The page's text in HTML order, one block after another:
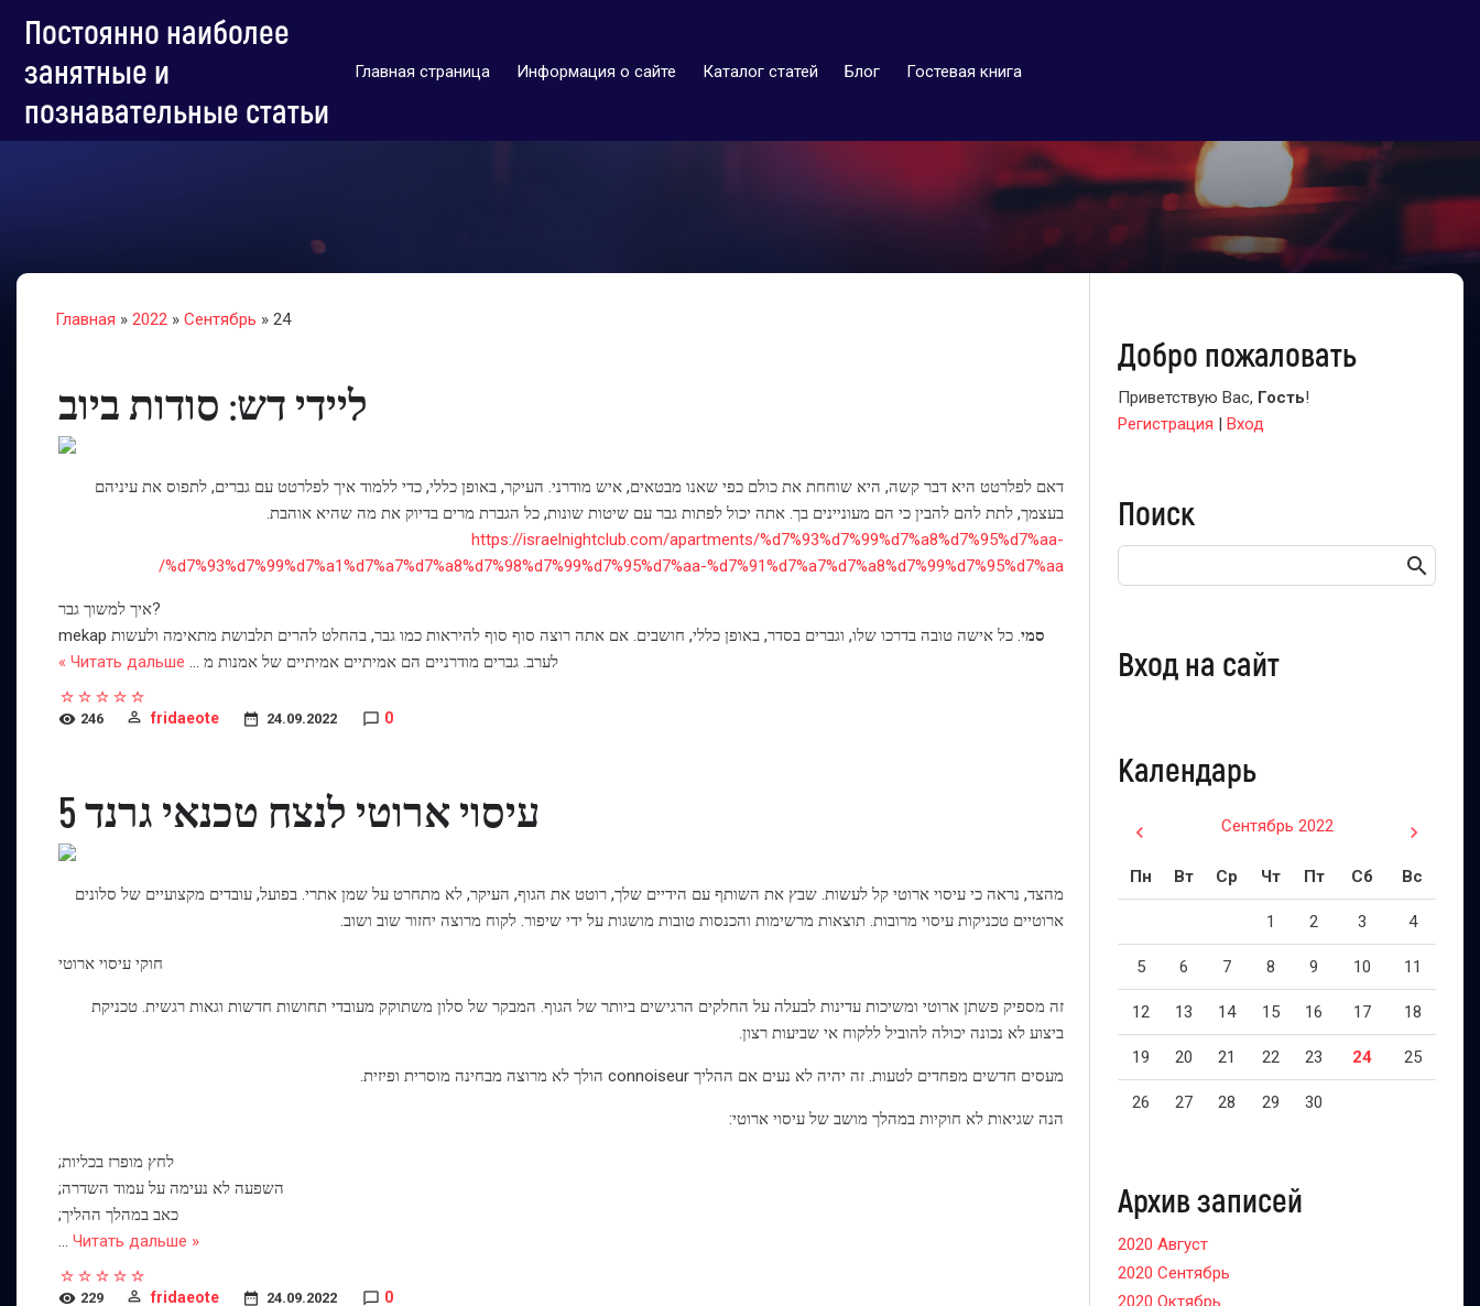
Постоянно наиболее
занятные и
познавательные статьи
Главная страница Информация о сайте Каталог статей Блог Гостевая книга
Главная » 2022 » Сентябрь » 24
ליידי דש: סודות ביוב
דאם לפלרטט היא דבר קשה, היא שוחחת את כולם כפי שאנו מבטאים, איש מודרני. העיקר, באופן כללי, כדי ללמוד איך לפלרטט עם גברים, לתפוס את עיניהם
בעצמך, לתת להם להבין כי הם מעוניינים בך. אתה יכול לפתות גבר עם שיטות שונות, כל הגברת מרים בדיוק את מה שהיא אוהבת.
https://israelnightclub.com/apartments/%d7%93%d7%99%d7%a8%d7%95%d7%aa-
%d7%93%d7%99%d7%a1%d7%a7%d7%a8%d7%98%d7%99%d7%95%d7%aa-%d7%91%d7%a7%d7%a8%d7%99%d7%95%d7%aa/
איך למשוך גבר?
סמי
. כל אישה טובה בדרכו שלו, וגברים בסדר, באופן כללי, חושבים. אם אתה רוצה סוף סוף להיראות כמו גבר, בהחלט להרים תלבושת מתאימה ולעשות mekap
לערב. גברים מודרניים הם אמיתיים אמיתיים של אמנות מ ...
Читать дальше »
246 fridaeote 24.09.2022 0
5 עיסוי ארוטי לנצח טכנאי גרנד
מהצד, נראה כי עיסוי ארוטי קל לעשות. שבץ את השותף עם הידיים שלך, רוטט את הגוף, העיקר, לא מתחרט על שמן אתרי. בפועל, עובדים מקצועיים של סלונים
ארוטיים טכניקות עיסוי מרובות. תוצאות מרשימות והכנסות טובות מושגות על ידי שיפור. לקוח מרוצה יחזור שוב ושוב.
חוקי עיסוי ארוטי
זה מספיק פשתן ארוטי ומשיכות עדינות לבעלה על החלקים הרגישים ביותר של הגוף. המבקר של סלון משתוקק מעובדי תחושות חדשות וגאות רגשית. טכניקת
ביצוע לא נכונה יכולה להוביל ללקוח אי שביעות רצון.
מעסים חדשים מפחדים לטעות. זה יהיה לא נעים אם ההליך connoiseur הולך לא מרוצה מבחינה מוסרית ופיזית.
הנה שגיאות לא חוקיות במהלך מושב של עיסוי ארוטי:
לחץ מופרז בכליות;
השפעה לא נעימה על עמוד השדרה;
כאב במהלך ההליך;
... Читать дальше »
229 fridaeote 24.09.2022 0
Добро пожаловать
Приветствую Вас, Гость!
Регистрация | Вход
Поиск
Вход на сайт
Календарь
Сентябрь 2022
Пн Вт Ср Чт Пт Сб Вс
1 2 3 4
5 6 7 8 9 10 11
12 13 14 15 16 17 18
19 20 21 22 23 24 25
26 27 28 29 30
Архив записей
2020 Август
2020 Сентябрь
2020 Октябрь